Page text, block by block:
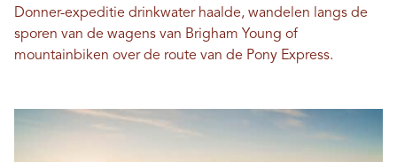
Donner-expeditie drinkwater haalde, wandelen langs de
sporen van de wagens van Brigham Young of
mountainbiken over de route van de Pony Express.